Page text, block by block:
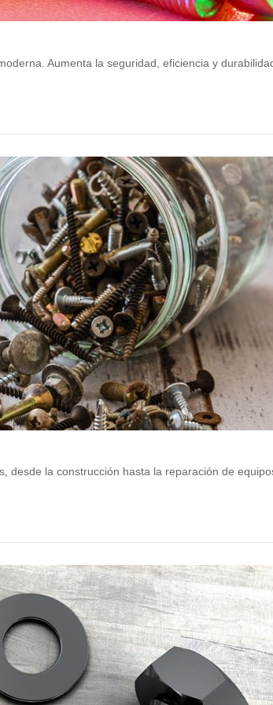
Aumenta la seguridad, eficiencia y
desde la construcción hasta la reparación de